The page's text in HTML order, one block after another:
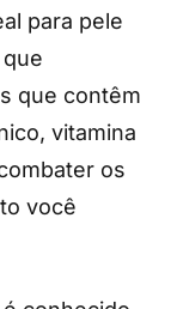
para pele
que contêm
vitamina
os
você